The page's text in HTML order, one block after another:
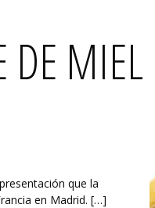
DE MIEL
que la
en Madrid. […]